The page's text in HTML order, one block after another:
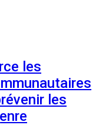
les
les